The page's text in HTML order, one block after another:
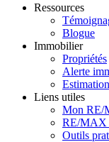
Ressources
Blogue
Immobilier
Propriétés
Alerte
Liens utiles
Mon RE/
RE/MAX
Outils